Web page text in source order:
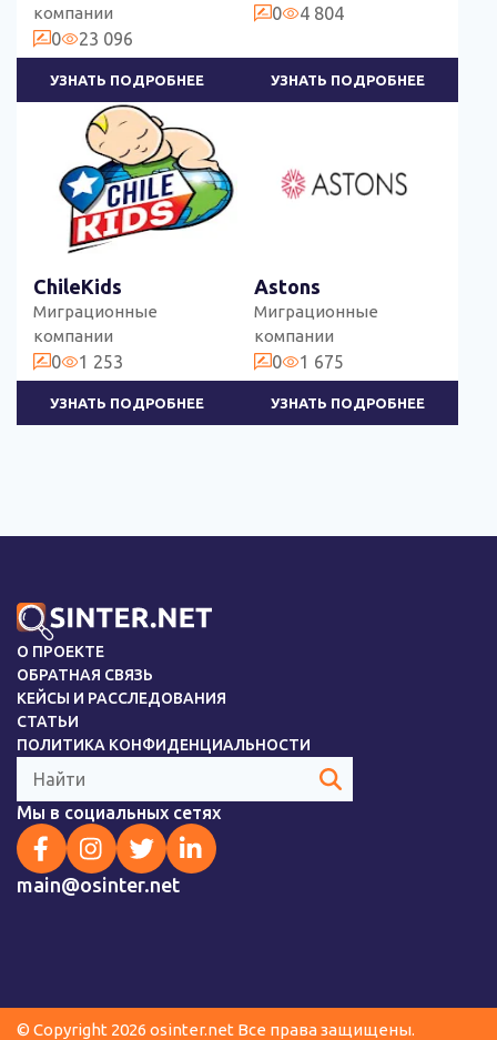
компании
0 23 096
УЗНАТЬ ПОДРОБНЕЕ
0 4 804
УЗНАТЬ ПОДРОБНЕЕ
ChileKids
Миграционные
компании
0 1 253
УЗНАТЬ ПОДРОБНЕЕ
Astons
Миграционные
компании
0 1 675
УЗНАТЬ ПОДРОБНЕЕ
О ПРОЕКТЕ
ОБРАТНАЯ СВЯЗЬ
КЕЙСЫ И РАССЛЕДОВАНИЯ
СТАТЬИ
ПОЛИТИКА КОНФИДЕНЦИАЛЬНОСТИ
Поиск:
Мы в социальных сетях
main@osinter.net
© Copyright 2026 osinter.net Все права защищены.